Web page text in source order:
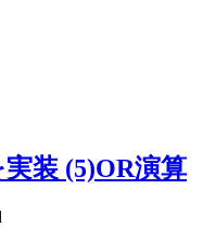
装 (5)OR演算